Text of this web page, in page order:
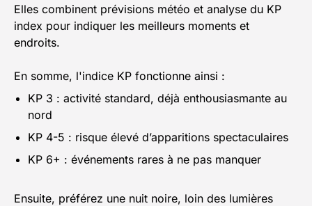
Elles combinent prévisions météo et analyse du KP
index pour indiquer les meilleurs moments et
endroits.
En somme, l'indice KP fonctionne ainsi :
KP 3 : activité standard, déjà enthousiasmante au
nord
KP 4-5 : risque élevé d’apparitions spectaculaires
KP 6+ : événements rares à ne pas manquer
Ensuite, préférez une nuit noire, loin des lumières